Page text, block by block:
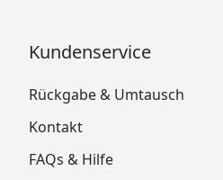
Kundenservice
Rückgabe & Umtausch
Kontakt
FAQs & Hilfe